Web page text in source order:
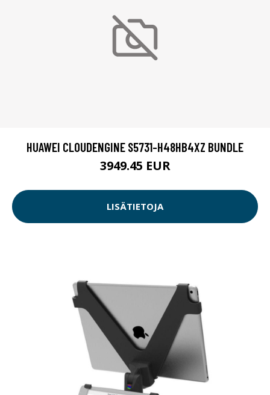
HUAWEI CLOUDENGINE S5731-H48HB4XZ BUNDLE
3949.45 EUR
LISÄTIETOJA